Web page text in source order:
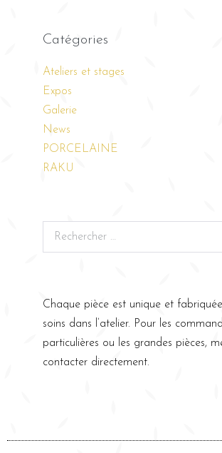
Catégories
Ateliers et stages
Expos
Galerie
News
PORCELAINE
RAKU
Chaque pièce est unique et
soins dans l’atelier. Pour les
particulières ou les grandes pièces,
contacter directement.